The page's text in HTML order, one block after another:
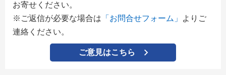
お寄せください。
※ご返信が必要な場合は 「お問合せフォーム」
よりご
連絡ください。
ご意見はこちら